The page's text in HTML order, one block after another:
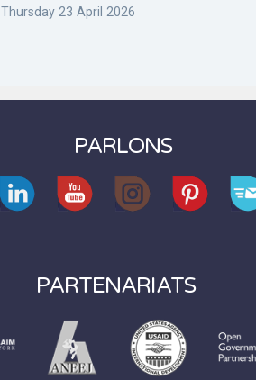
Thursday 23 April 2026
PARLONS
PARTENARIATS